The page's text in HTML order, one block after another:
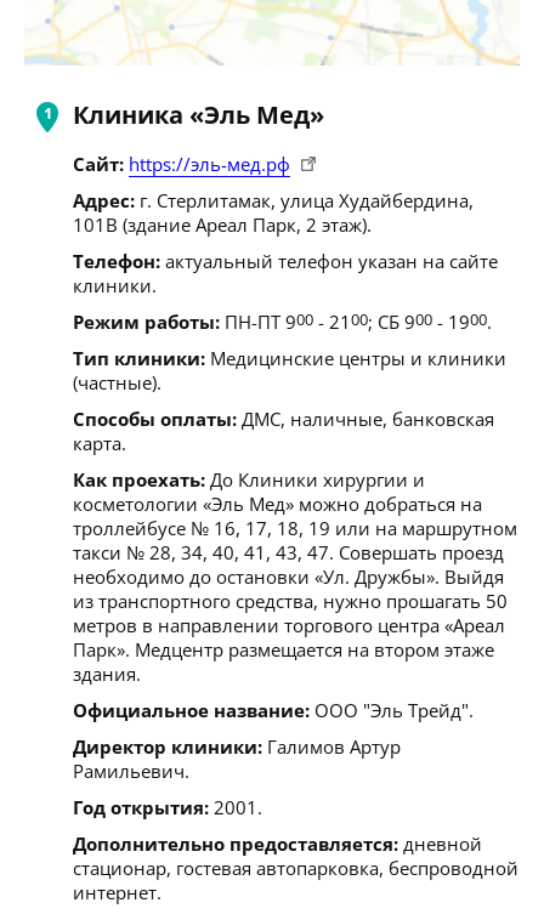
Клиника «Эль Мед»
Сайт: https://эль-мед.рф
Адрес: г. Стерлитамак, улица Худайбердина,
101В (здание Ареал Парк, 2 этаж).
Телефон: актуальный телефон указан на сайте
клиники.
Режим работы: ПН-ПТ 900 - 2100; СБ 900 - 1900.
Тип клиники: Медицинские центры и клиники
(частные).
Способы оплаты: ДМС, наличные, банковская
карта.
Как проехать: До Клиники хирургии и
косметологии «Эль Мед» можно добраться на
троллейбусе № 16, 17, 18, 19 или на маршрутном
такси № 28, 34, 40, 41, 43, 47. Совершать проезд
необходимо до остановки «Ул. Дружбы». Выйдя
из транспортного средства, нужно прошагать 50
метров в направлении торгового центра «Ареал
Парк». Медцентр размещается на втором этаже
здания.
Официальное название: ООО "Эль Трейд".
Директор клиники: Галимов Артур
Рамильевич.
Год открытия: 2001.
Дополнительно предоставляется: дневной
стационар, гостевая автопарковка, беспроводной
интернет.